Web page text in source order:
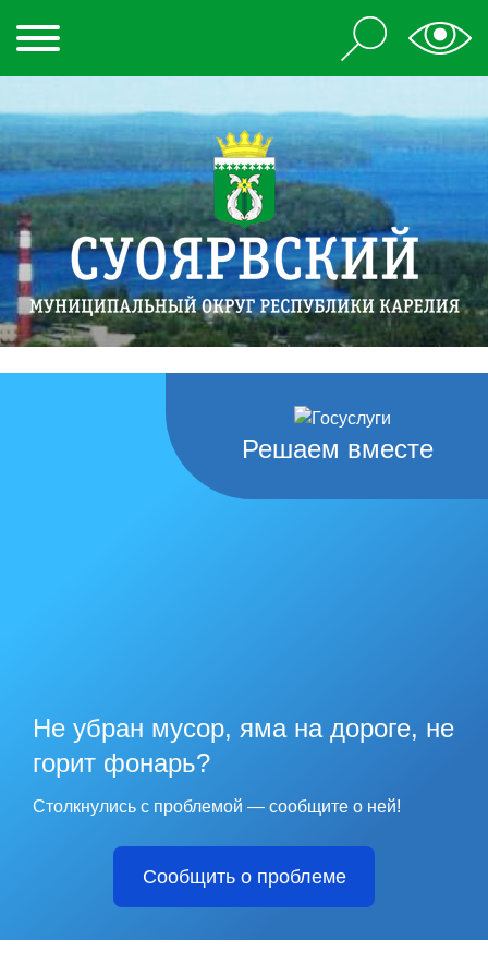
Решаем вместе
Не убран мусор, яма на дороге, не
горит фонарь?
Столкнулись с проблемой — сообщите о ней!
Сообщить о проблеме